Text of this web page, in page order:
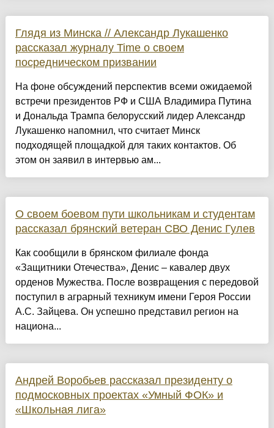
Глядя из Минска // Александр Лукашенко
рассказал журналу Time о своем
посредническом призвании
На фоне обсуждений перспектив всеми ожидаемой
встречи президентов РФ и США Владимира Путина
и Дональда Трампа белорусский лидер Александр
Лукашенко напомнил, что считает Минск
подходящей площадкой для таких контактов. Об
этом он заявил в интервью ам...
О своем боевом пути школьникам и студентам
рассказал брянский ветеран СВО Денис Гулев
Как сообщили в брянском филиале фонда
«Защитники Отечества», Денис – кавалер двух
орденов Мужества. После возвращения с передовой
поступил в аграрный техникум имени Героя России
А.С. Зайцева. Он успешно представил регион на
национа...
Андрей Воробьев рассказал президенту о
подмосковных проектах «Умный ФОК» и
«Школьная лига»